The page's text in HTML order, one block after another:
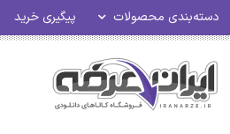
دسته‌بندی محصولات پیگیری خرید